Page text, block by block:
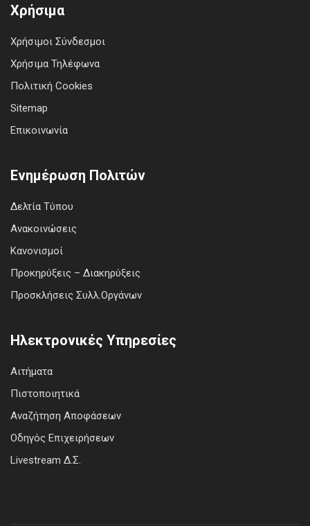
Χρήσιμα
Χρήσιμοι Σύνδεσμοι
Χρήσιμα Τηλέφωνα
Πολιτική Cookies
Sitemap
Επικοινωνία
Ενημέρωση Πολιτών
Δελτία Τύπου
Ανακοινώσεις
Κανονισμοί
Προκηρύξεις – Διακηρύξεις
Προσκλήσεις Συλλ.Οργάνων
Ηλεκτρονικές Υπηρεσίες
Αιτήματα
Πιστοποιητικά
Αναζήτηση Αποφάσεων
Οδηγός Επιχειρήσεων
Livestream Δ.Σ.